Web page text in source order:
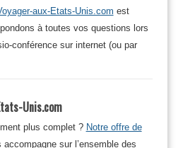
aux-Etats-Unis.com est
à toutes vos questions lors
conférence sur internet (ou par
Unis.com
plus complet ? Notre offre de
sur l’ensemble des